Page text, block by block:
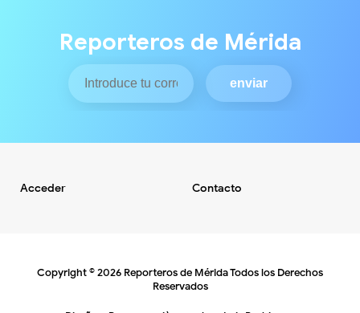
Reporteros de Mérida
Acceder Contacto
Copyright ©2026 Reporteros de MéridaTodos los Derechos
Reservados